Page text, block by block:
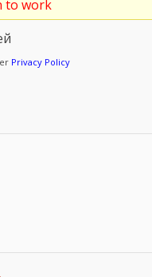
to work
Privacy Policy